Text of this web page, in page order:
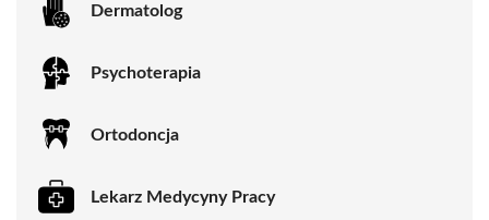
Dermatolog
Psychoterapia
Ortodoncja
Lekarz Medycyny Pracy